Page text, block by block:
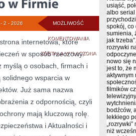
MOŻLIWOŚĆ
KOMENTOWANIABEZPIECZEŃSTWO
W
FIRMIE
ZOSTAŁA WYŁĄCZONA
2 - 2026
internetowa, które
w sposób rzeczowy.
myślą o osobach, firmach i
wsparcia w
Już sama nazwa
z odpornością, czyli
mają kluczową rolę.
i Aktualności i
usiąść,
albo serial
spokój, co
sumienia,
jak
rozrywki
nowo się
jest to, że
aktywnym
filmików
bodźców,
lekkiego
niż